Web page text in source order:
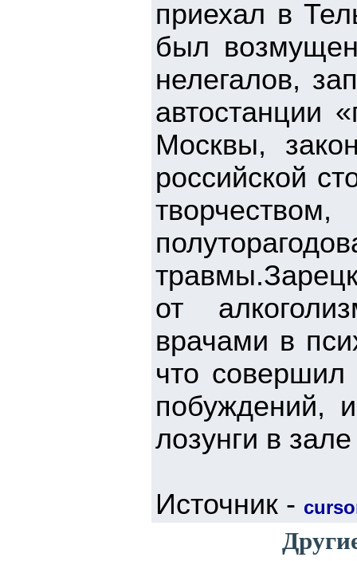
приехал в
был
нелегалов,
автостанции
Москвы,
российской
от
врачами в
что совершил
побуждений,
лозунги в
Источник -